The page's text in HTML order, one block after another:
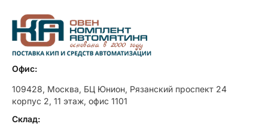
Офис:
109428, Москва, БЦ Юнион, Рязанский проспект 24
корпус 2, 11 этаж, офис 1101
Склад: